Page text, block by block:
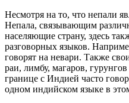
Несмотря на то, что непали
Непала, связывающим
населяющие страну, здесь
разговорных языков.
говорят на невари. Также
раи, лимбу, магаров,
границе с Индией часто
одном индийском языке в